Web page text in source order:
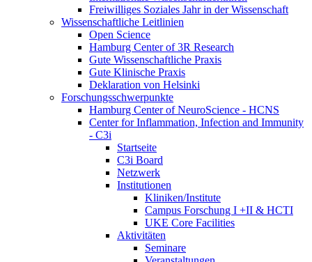
Freiwilliges Soziales Jahr in der Wissenschaft
Wissenschaftliche Leitlinien
Open Science
Hamburg Center of 3R Research
Gute Wissenschaftliche Praxis
Gute Klinische Praxis
Deklaration von Helsinki
Forschungsschwerpunkte
Hamburg Center of NeuroScience - HCNS
Center for Inflammation, Infection and Immunity
- C3i
Startseite
C3i Board
Netzwerk
Institutionen
Kliniken/Institute
Campus Forschung I +II & HCTI
UKE Core Facilities
Aktivitäten
Seminare